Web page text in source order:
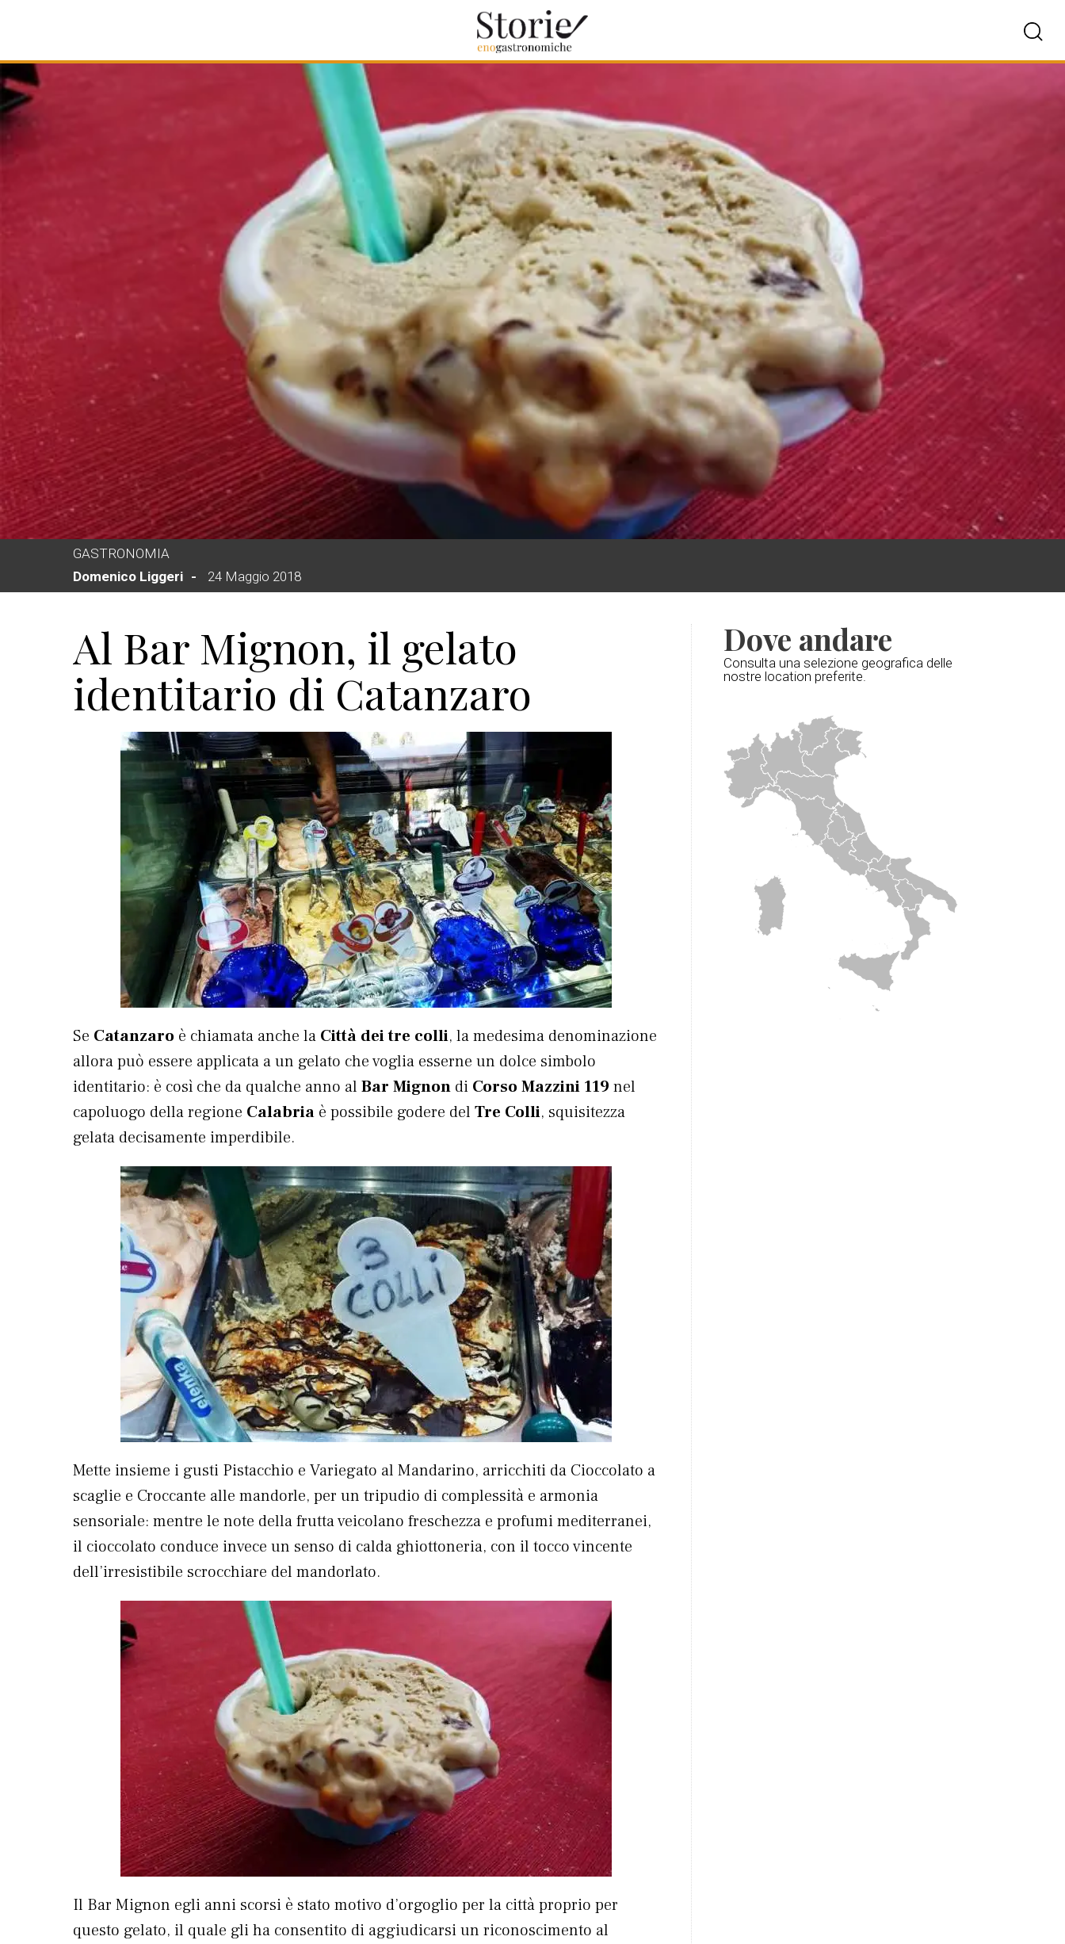
GASTRONOMIA
Domenico Liggeri
24 Maggio 2018
Al Bar Mignon, il gelato
identitario di Catanzaro
Se Catanzaro è chiamata anche la Città dei tre colli, la medesima denominazione
allora può essere applicata a un gelato che voglia esserne un dolce simbolo
identitario: è così che da qualche anno al Bar Mignon di Corso Mazzini 119 nel
capoluogo della regione Calabria è possibile godere del Tre Colli, squisitezza
gelata decisamente imperdibile.
Mette insieme i gusti Pistacchio e Variegato al Mandarino, arricchiti da Cioccolato a
scaglie e Croccante alle mandorle, per un tripudio di complessità e armonia
sensoriale: mentre le note della frutta veicolano freschezza e profumi mediterranei,
il cioccolato conduce invece un senso di calda ghiottoneria, con il tocco vincente
dell’irresistibile scrocchiare del mandorlato.
Il Bar Mignon egli anni scorsi è stato motivo d’orgoglio per la città proprio per
questo gelato, il quale gli ha consentito di aggiudicarsi un riconoscimento al
Dove andare
Consulta una selezione geografica delle
nostre location preferite.